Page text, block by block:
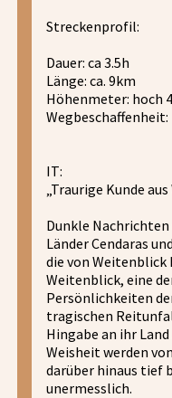
Streckenprofil:
Dauer: ca 3.5h
Länge: ca. 9km
Höhenmeter: hoch
Wegbeschaffenheit:
IT:
„Traurige Kunde
Dunkle
Länder Cendaras
die von Weitenblick
Weitenblick, eine
Persönlichkeiten
tragischen
Hingabe an ihr
Weisheit werden
darüber hinaus tief
unermesslich.